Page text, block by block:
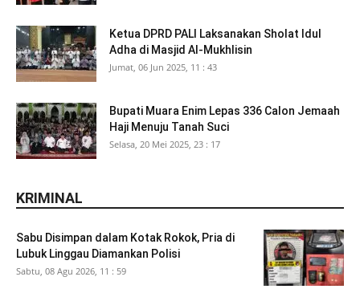
Ketua DPRD PALI Laksanakan Sholat Idul
Adha di Masjid Al-Mukhlisin
Jumat, 06 Jun 2025, 11 : 43
Bupati Muara Enim Lepas 336 Calon Jemaah
Haji Menuju Tanah Suci
Selasa, 20 Mei 2025, 23 : 17
KRIMINAL
Sabu Disimpan dalam Kotak Rokok, Pria di
Lubuk Linggau Diamankan Polisi
Sabtu, 08 Agu 2026, 11 : 59